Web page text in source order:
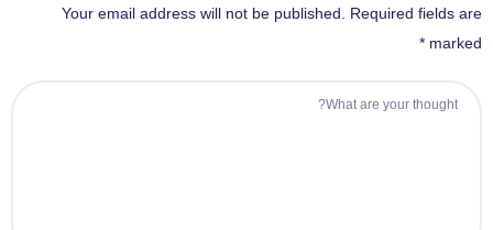
Your email address will not be published. Required fields are
marked *